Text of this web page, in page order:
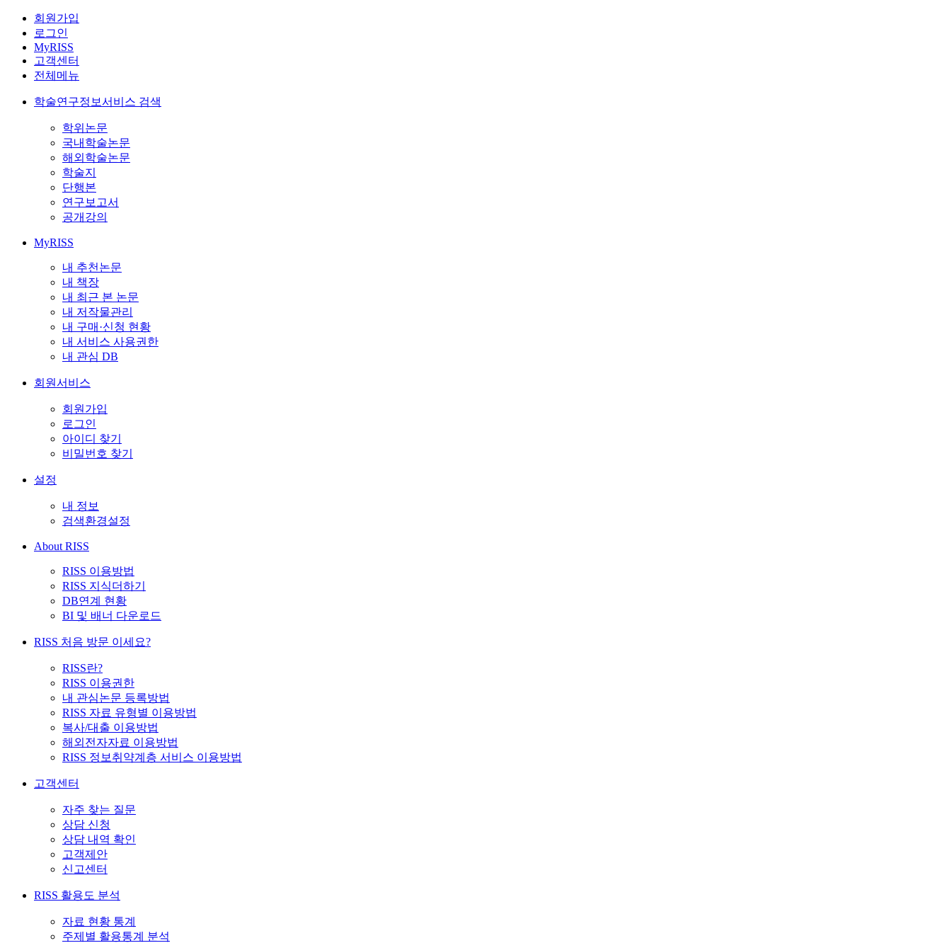
회원가입
로그인
MyRISS
고객센터
전체메뉴
학술연구정보서비스 검색
학위논문
국내학술논문
해외학술논문
학술지
단행본
연구보고서
공개강의
MyRISS
내 추천논문
내 책장
내 최근 본 논문
내 저작물관리
내 구매·신청 현황
내 서비스 사용권한
내 관심 DB
회원서비스
회원가입
로그인
아이디 찾기
비밀번호 찾기
설정
내 정보
검색환경설정
About RISS
RISS 이용방법
RISS 지식더하기
DB연계 현황
BI 및 배너 다운로드
RISS 처음 방문 이세요?
RISS란?
RISS 이용권한
내 관심논문 등록방법
RISS 자료 유형별 이용방법
복사/대출 이용방법
해외전자자료 이용방법
RISS 정보취약계층 서비스 이용방법
고객센터
자주 찾는 질문
상담 신청
상담 내역 확인
고객제안
신고센터
RISS 활용도 분석
자료 현황 통계
주제별 활용통계 분석